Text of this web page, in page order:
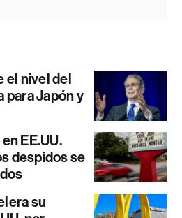
el nivel del
para Japón y
EE.UU.
despidos se
su